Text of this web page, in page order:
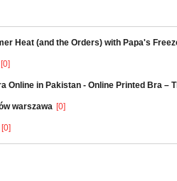
Heat (and the Orders) with Papa's
[0]
Online in Pakistan - Online Printed Bra –
warszawa [0]
[0]